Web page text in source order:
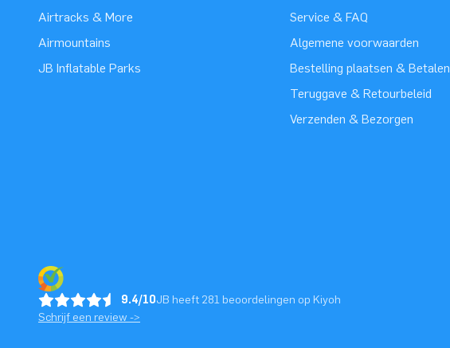
Airtracks & More
Airmountains
JB Inflatable Parks
Service & FAQ
Algemene voorwaarden
Bestelling plaatsen & Betalen
Teruggave & Retourbeleid
Verzenden & Bezorgen
9.4/10JB heeft 281 beoordelingen op Kiyoh
Schrijf een review ->